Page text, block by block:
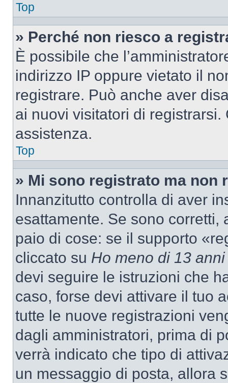
Top
» Perché non riesco a
È possibile che
indirizzo IP oppure vietato il
registrare. Può anche aver
ai nuovi visitatori di
assistenza.
Top
» Mi sono registrato ma non
Innanzitutto controlla di aver
esattamente. Se sono
paio di cose: se il supporto
cliccato su Ho meno di 13 anni
devi seguire le istruzioni che
caso, forse devi attivare il tuo
tutte le nuove registrazioni
dagli amministratori, prima di
verrà indicato che tipo di
un messaggio di posta, allora